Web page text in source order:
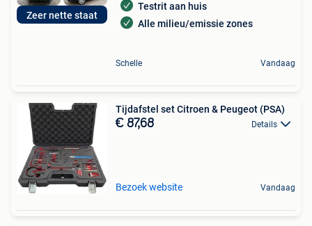
Zeer nette staat
Testrit aan huis
Alle milieu/emissie zones
Schelle Vandaag
Tijdafstel set Citroen & Peugeot (PSA)
€ 87,68 Details
Bezoek website Vandaag